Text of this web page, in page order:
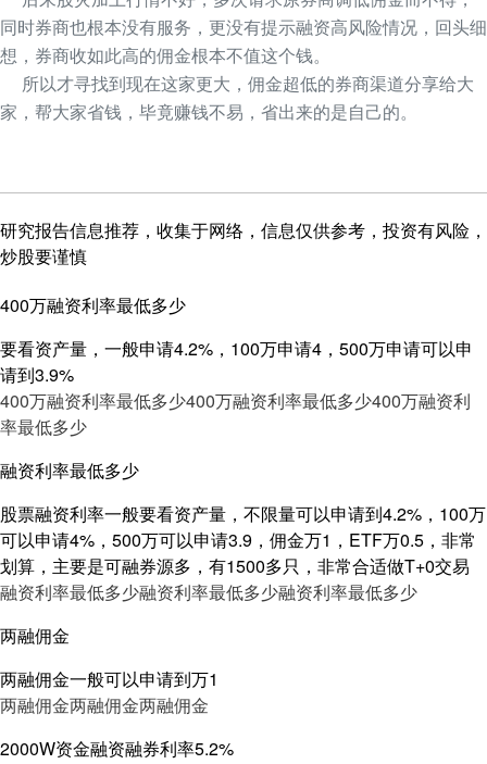
同时券商也根本没有服务，更没有提示融资高风险情况，回头细
想，券商收如此高的佣金根本不值这个钱。
所以才寻找到现在这家更大，佣金超低的券商渠道分享给大
家，帮大家省钱，毕竟赚钱不易，省出来的是自己的。
研究报告信息推荐，收集于网络，信息仅供参考，投资有风险，
炒股要谨慎
400万融资利率最低多少
要看资产量，一般申请4.2%，100万申请4，500万申请可以申
请到3.9%
400万融资利率最低多少400万融资利率最低多少400万融资利
率最低多少
融资利率最低多少
股票融资利率一般要看资产量，不限量可以申请到4.2%，100万
可以申请4%，500万可以申请3.9，佣金万1，ETF万0.5，非常
划算，主要是可融券源多，有1500多只，非常合适做T+0交易
融资利率最低多少融资利率最低多少融资利率最低多少
两融佣金
两融佣金一般可以申请到万1
两融佣金两融佣金两融佣金
2000W资金融资融券利率5.2%